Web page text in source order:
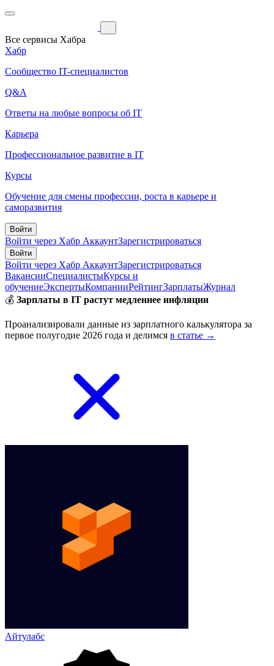
Все сервисы Хабра
Хабр
Сообщество IT-специалистов
Q&A
Ответы на любые вопросы об IT
Карьера
Профессиональное развитие в IT
Курсы
Обучение для смены профессии, роста в карьере и
саморазвития
Войти
Войти через Хабр АккаунтЗарегистрироваться
Войти
Войти через Хабр АккаунтЗарегистрироваться
ВакансииСпециалистыКурсы и
обучениеЭкспертыКомпанииРейтингЗарплатыЖурнал
💰 Зарплаты в IT растут медленнее инфляции
Проанализировали данные из зарплатного калькулятора за
первое полугодие 2026 года и делимся в статье →
Айтулабс